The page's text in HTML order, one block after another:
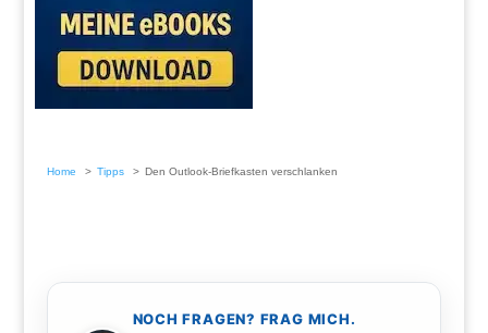
Home Tipps Den Outlook-Briefkasten verschlanken
NOCH FRAGEN? FRAG MICH.